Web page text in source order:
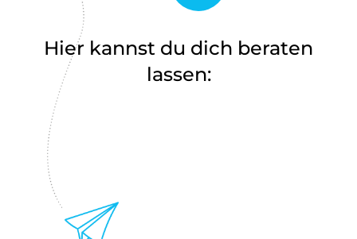
Hier kannst du dich beraten
lassen: